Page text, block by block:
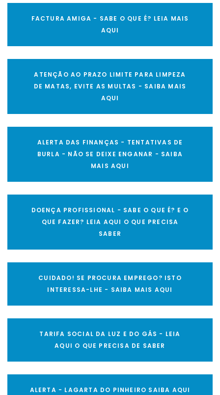
FACTURA AMIGA - SABE O QUE É? LEIA MAIS
AQUI
ATENÇÃO AO PRAZO LIMITE PARA LIMPEZA
DE MATAS, EVITE AS MULTAS - SAIBA MAIS
AQUI
ALERTA DAS FINANÇAS - TENTATIVAS DE
BURLA - NÃO SE DEIXE ENGANAR - SAIBA
MAIS AQUI
DOENÇA PROFISSIONAL - SABE O QUE É? E O
QUE FAZER? LEIA AQUI O QUE PRECISA
SABER
CUIDADO! SE PROCURA EMPREGO? ISTO
INTERESSA-LHE - SAIBA MAIS AQUI
TARIFA SOCIAL DA LUZ E DO GÁS - LEIA
AQUI O QUE PRECISA DE SABER
ALERTA - LAGARTA DO PINHEIRO SAIBA AQUI